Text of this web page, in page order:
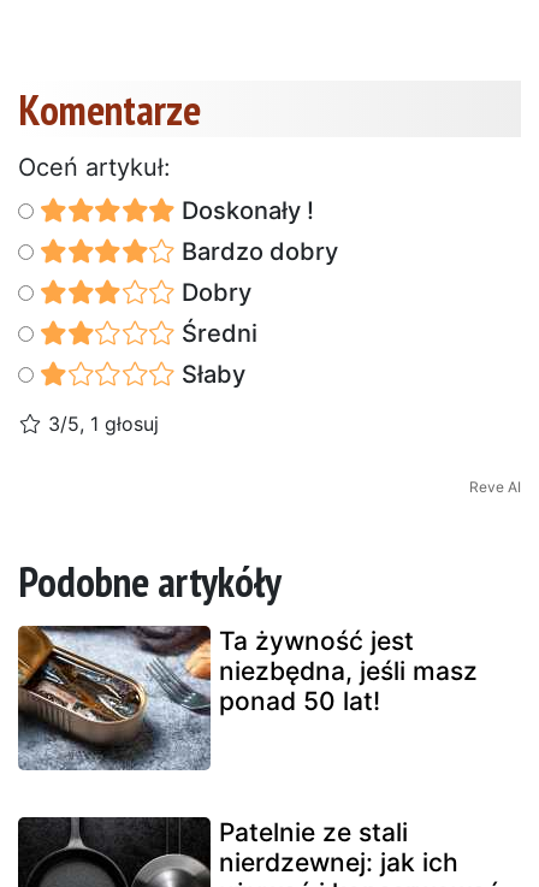
Komentarze
Oceń artykuł:
Doskonały !
Bardzo dobry
Dobry
Średni
Słaby
3/5, 1 głosuj
Reve AI
Podobne artykóły
Ta żywność jest
niezbędna, jeśli masz
ponad 50 lat!
Patelnie ze stali
nierdzewnej: jak ich